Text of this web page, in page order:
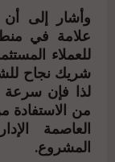
وأشار إلى
علامة في
للعملاء
شريك نجاح
لذا فإن سرعة
من الاستفادة
العاصمة
المشروع.